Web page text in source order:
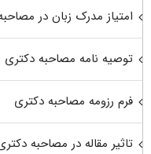
امتیاز مدرک زبان در
توصیه نامه مصاحبه دکتری
فرم رزومه مصاحبه دکتری
تاثیر مقاله در مصاحبه